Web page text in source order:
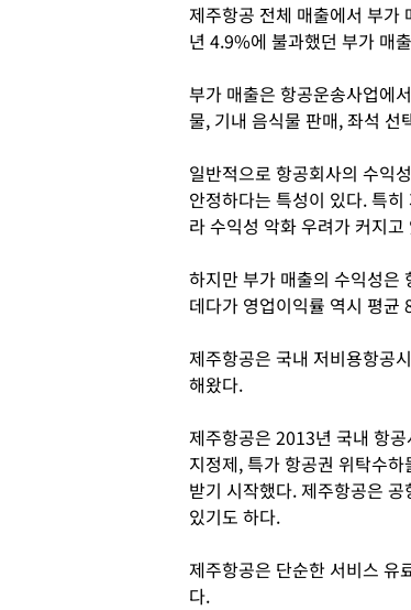
제주항공 전체 매출에서 부가
년 4.9%에 불과했던 부가 매
부가 매출은 항공운송사업에
물, 기내 음식물 판매, 좌석 선
일반적으로 항공회사의 수익
안정하다는 특성이 있다. 특
라 수익성 악화 우려가 커지고
하지만 부가 매출의 수익성은
데다가 영업이익률 역시 평균
제주항공은 국내 저비용항공
해왔다.
제주항공은 2013년 국내 항
지정제, 특가 항공권 위탁수
받기 시작했다. 제주항공은
있기도 하다.
제주항공은 단순한 서비스 유
다.